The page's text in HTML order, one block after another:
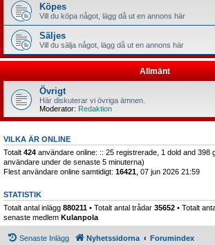
Köpes
Vill du köpa något, lägg då ut en annons här
Säljes
Vill du sälja något, lägg då ut en annons här
Allmänt
Övrigt
Här diskuterar vi övriga ämnen.
Moderator: Redaktion
VILKA ÄR ONLINE
Totalt 424 användare online: :: 25 registrerade, 1 dold and 398
användare under de senaste 5 minuterna)
Flest användare online samtidigt: 16421 , 07 jun 2026 21:59
STATISTIK
Totalt antal inlägg 880211 • Totalt antal trådar 35652 • Totalt
senaste medlem Kulanpola
Senaste Inlägg Nyhetssidorna Forumindex